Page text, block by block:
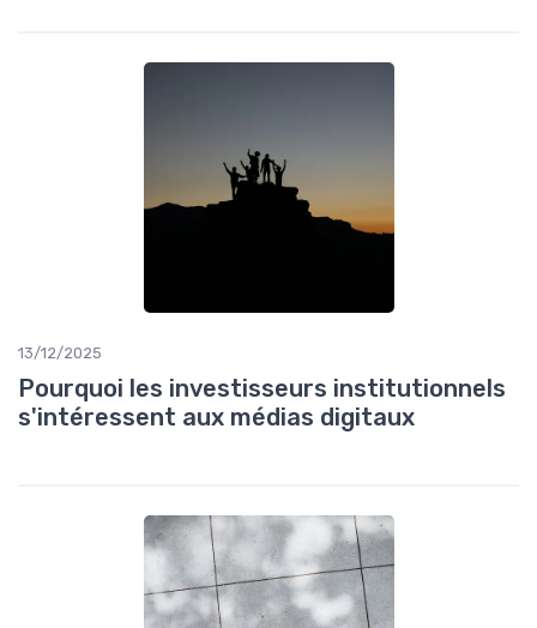
13/12/2025
Pourquoi les investisseurs institutionnels
s'intéressent aux médias digitaux